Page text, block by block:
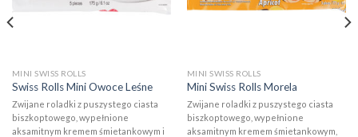
MINI SWISS ROLLS
Swiss Rolls Mini Owoce Leśne
Zwijane roladki z puszystego ciasta
biszkoptowego, wypełnione
aksamitnym kremem śmietankowym i
MINI SWISS ROLLS
Mini Swiss Rolls Morela
Zwijane roladki z puszystego ciasta
biszkoptowego, wypełnione
aksamitnym kremem śmietankowym,